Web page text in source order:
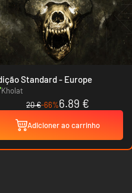
Edição Standard - Europe
Kholat
20 €-66%6.89 €
Adicioner ao carrinho